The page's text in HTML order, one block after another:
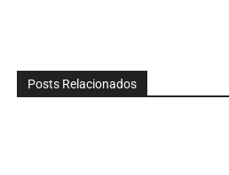
Posts Relacionados